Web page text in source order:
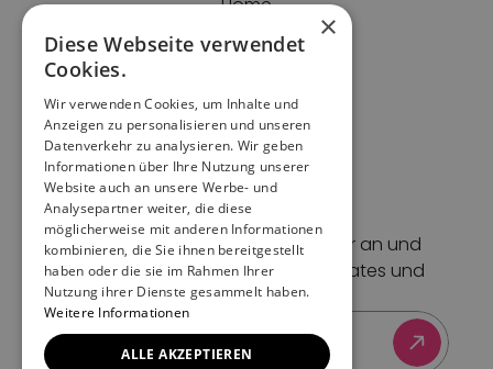
Impressum
Datenschutz
AGBs
Support
Kontakt
Blog
Newsletter
Melde dich für unseren Newsletter an und
erhalte Event-Tipps, Feature-Updates und
exklusive Insights.
×
Diese Webseite verwendet
Cookies.
Wir verwenden Cookies, um Inhalte und
Anzeigen zu personalisieren und unseren
Datenverkehr zu analysieren. Wir geben
Informationen über Ihre Nutzung unserer
Website auch an unsere Werbe- und
Analysepartner weiter, die diese
möglicherweise mit anderen Informationen
kombinieren, die Sie ihnen bereitgestellt
haben oder die sie im Rahmen Ihrer
Nutzung ihrer Dienste gesammelt haben.
Weitere Informationen
ALLE AKZEPTIEREN